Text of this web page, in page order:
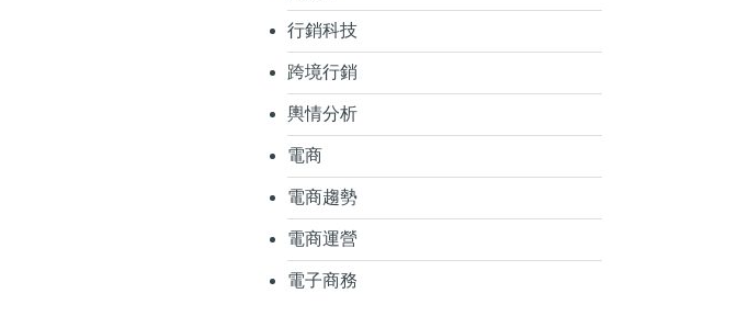
行銷科技
跨境行銷
輿情分析
電商
電商趨勢
電商運營
電子商務